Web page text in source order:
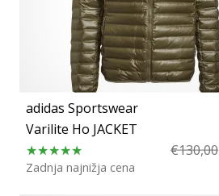
adidas Sportswear
Varilite Ho JACKET
€130,00
Zadnja najnižja cena